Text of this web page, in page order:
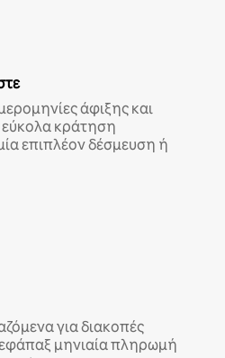
άφιξης και
κράτηση
επιπλέον δέσμευση ή
για διακοπές
εφάπαξ μηνιαία πληρωμή